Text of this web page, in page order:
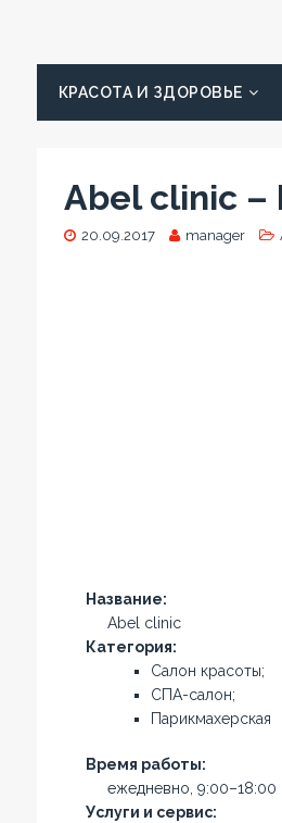
КРАСОТА И ЗДОРОВЬЕ
Abel clinic –
20.09.2017 manager
Название:
Abel clinic
Категория:
Салон красоты;
СПА-салон;
Парикмахерская
Время работы:
ежедневно, 9:00–18:00
Услуги и сервис: